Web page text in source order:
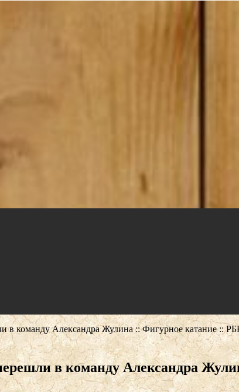
в команду Александра Жулина :: Фигурное катание ::
в команду Александра